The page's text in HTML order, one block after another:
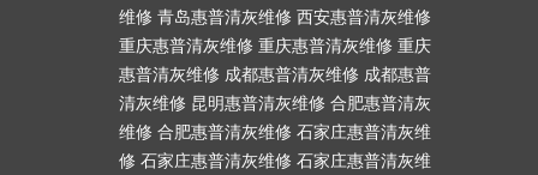
维修 青岛惠普清灰维修 西安惠普清灰维修
重庆惠普清灰维修 重庆惠普清灰维修 重庆
惠普清灰维修 成都惠普清灰维修 成都惠普
清灰维修 昆明惠普清灰维修 合肥惠普清灰
维修 合肥惠普清灰维修 石家庄惠普清灰维
修 石家庄惠普清灰维修 石家庄惠普清灰维